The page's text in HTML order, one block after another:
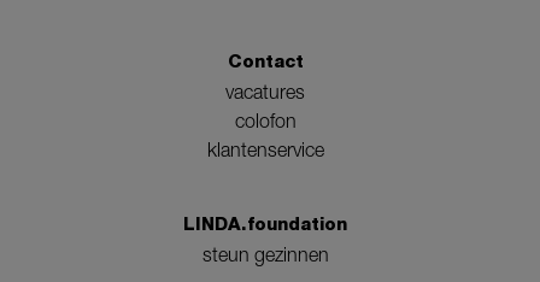
Contact
vacatures
colofon
klantenservice
LINDA.foundation
steun gezinnen